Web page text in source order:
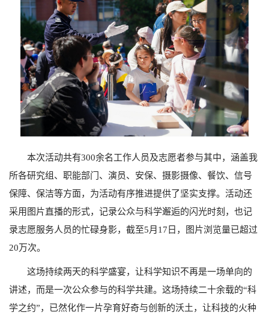
本次活动共有300余名工作人员及志愿者参与其中，涵盖我
所各研究组、职能部门、演员、安保、摄影摄像、餐饮、信号
保障、保洁等方面，为活动有序推进提供了坚实支撑。活动还
采用图片直播的形式，记录公众与科学邂逅的闪光时刻，也记
录志愿服务人员的忙碌身影，截至5月17日，图片浏览量已超过
20万次。
这场持续两天的科学盛宴，让科学知识不再是一场单向的
讲述，而是一次公众参与的科学共建。这场持续二十余载的“科
学之约”，已然化作一片孕育好奇与创新的沃土，让科技的火种